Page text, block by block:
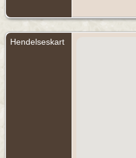
Hendelseskart